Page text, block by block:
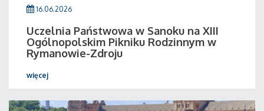
16.06.2026
Uczelnia Państwowa w Sanoku na XIII
Ogólnopolskim Pikniku Rodzinnym w
Rymanowie-Zdroju
więcej